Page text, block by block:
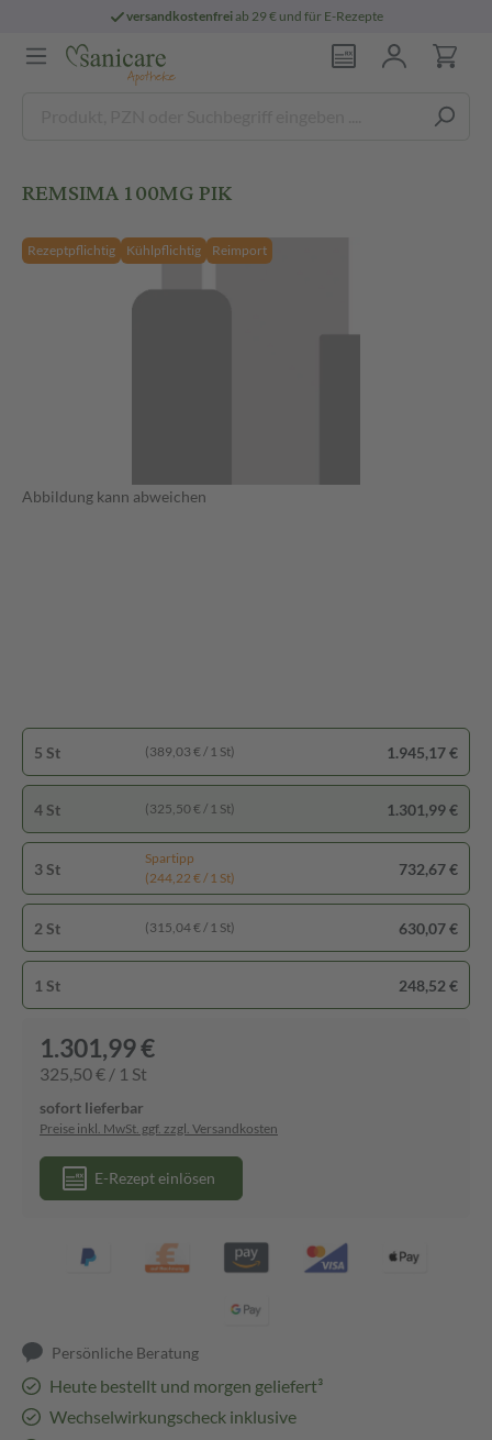
versandkostenfreiab 29 € und für E-Rezepte
REMSIMA 100MG PIK
Rezeptpflichtig Kühlpflichtig Reimport
Abbildung kann abweichen
5 St (389,03 € / 1 St) 1.945,17 €
4 St (325,50 € / 1 St) 1.301,99 €
3 St
Spartipp
(244,22 € / 1 St)
732,67 €
2 St (315,04 € / 1 St) 630,07 €
1 St 248,52 €
1.301,99 €
325,50 € / 1 St
sofort lieferbar
Preise inkl. MwSt. ggf. zzgl. Versandkosten
E-Rezept einlösen
Persönliche Beratung
Heute bestellt und morgen geliefert³
Wechselwirkungscheck inklusive